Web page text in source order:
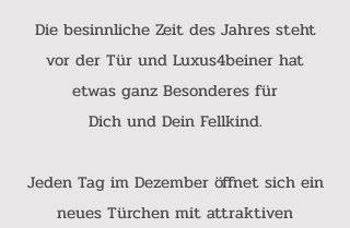
Die besinnliche Zeit des Jahres steht
vor der Tür und Luxus4beiner hat
etwas ganz Besonderes für
Dich und Dein Fellkind.
Jeden Tag im Dezember öffnet sich ein
neues Türchen mit attraktiven